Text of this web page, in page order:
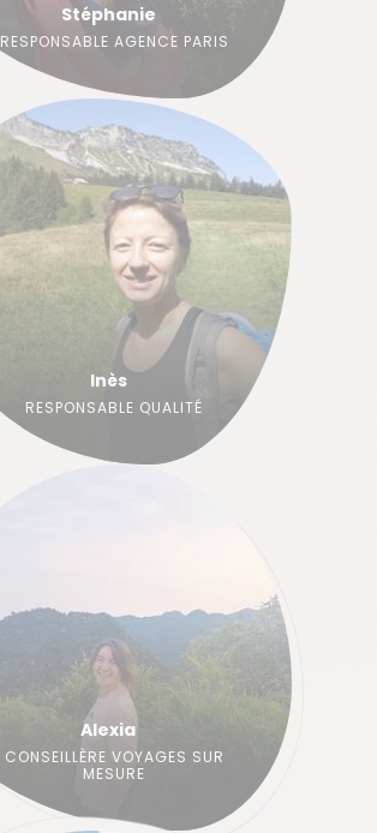
Stéphanie
RESPONSABLE AGENCE PARIS
Inès
RESPONSABLE QUALITÉ
Alexia
CONSEILLÈRE VOYAGES SUR
MESURE